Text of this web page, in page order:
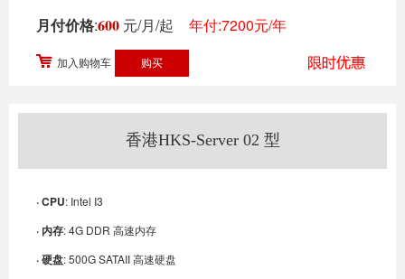
月付价格:600 元/月/起 年付:7200元/年
加入购物车
香港HKS-Server 02 型
· CPU: Intel I3
· 内存: 4G DDR 高速内存
· 硬盘: 500G SATAII 高速硬盘